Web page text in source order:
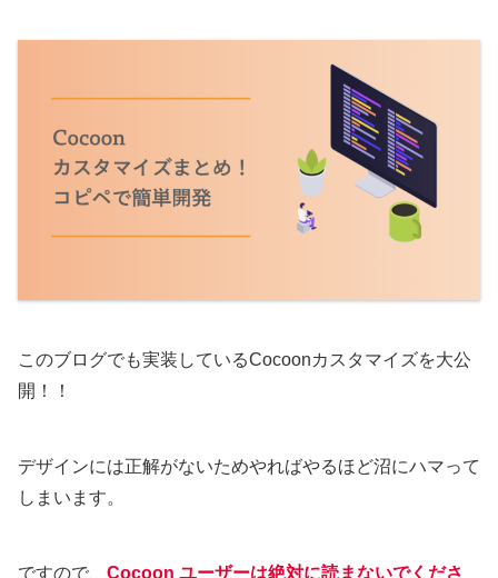
このブログでも実装しているCocoonカスタマイズを大公
開！！
デザインには正解がないためやればやるほど沼にハマって
しまいます。
ですので、 Cocoon ユーザーは絶対に読まないでくださ